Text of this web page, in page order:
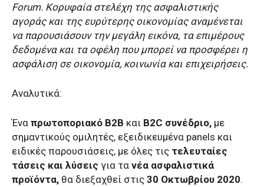
Forum. Κορυφαία στελέχη της ασφαλιστικής
αγοράς και της ευρύτερης οικονομίας αναμένεται
να παρουσιάσουν την μεγάλη εικόνα, τα επιμέρους
δεδομένα και τα οφέλη που μπορεί να προσφέρει η
ασφάλιση σε οικονομία, κοινωνία και επιχειρήσεις.
Αναλυτικά:
Ένα πρωτοποριακό B2B και B2C συνέδριο, με
σημαντικούς ομιλητές, εξειδικευμένα panels και
ειδικές παρουσιάσεις, με όλες τις τελευταίες
τάσεις και λύσεις για τα νέα ασφαλιστικά
προϊόντα, θα διεξαχθεί στις 30 Οκτωβρίου 2020.